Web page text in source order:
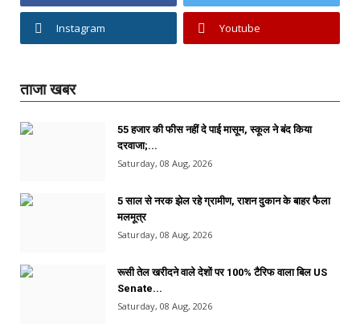
Instagram Youtube
ताजा खबर
55 हजार की फीस नहीं दे पाई मासूम, स्कूल ने बंद किया
दरवाजा;...
Saturday, 08 Aug, 2026
5 साल से नरक झेल रहे ग्रामीण, राशन दुकान के बाहर फैला
मलमूत्र
Saturday, 08 Aug, 2026
रूसी तेल खरीदने वाले देशों पर 100% टैरिफ वाला बिल US
Senate...
Saturday, 08 Aug, 2026